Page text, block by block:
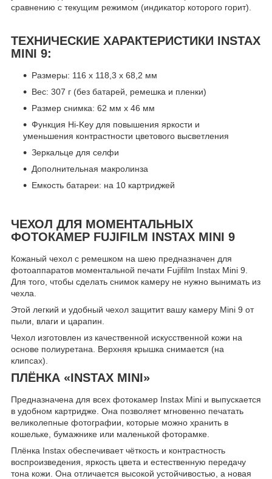
сравнению с текущим режимом (индикатор которого горит).
ТЕХНИЧЕСКИЕ ХАРАКТЕРИСТИКИ INSTAX
MINI 9:
Размеры: 116 x 118,3 x 68,2 мм
Вес: 307 г (без батарей, ремешка и пленки)
Размер снимка: 62 мм х 46 мм
Функция Hi-Key для повышения яркости и
уменьшения контрастности цветового высветления
Зеркальце для селфи
Дополнительная макролинза
Емкость батареи: на 10 картриджей
ЧЕХОЛ ДЛЯ МОМЕНТАЛЬНЫХ
ФОТОКАМЕР FUJIFILM INSTAX MINI 9
Кожаный чехол с ремешком на шею предназначен для
фотоаппаратов моментальной печати Fujifilm Instax Mini 9.
Для того, чтобы сделать снимок камеру не нужно вынимать из
чехла.
Этой легкий и удобный чехол защитит вашу камеру Mini 9 от
пыли, влаги и царапин.
Чехол изготовлен из качественной искусственной кожи на
основе полиуретана. Верхняя крышка снимается (на
клипсах).
ПЛЁНКА «INSTAX MINI»
Предназначена для всех фотокамер Instax Mini и выпускается
в удобном картридже. Она позволяет мгновенно печатать
великолепные фотографии, которые можно хранить в
кошельке, бумажнике или маленькой фоторамке.
Плёнка Instax обеспечивает чёткость и контрастность
воспроизведения, яркость цвета и естественную передачу
тона кожи. Она отличается высокой устойчивостью, а новая